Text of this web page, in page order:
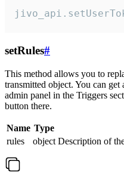
setRules#
This method allows you to
transmitted object. You can
admin panel in the Triggers
button there.
Name Type
rules
object Description of